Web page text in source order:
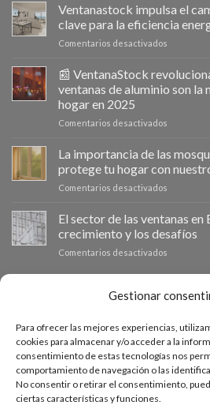
Gestionar
Para ofrecer las mejores experiencias,
cookies para almacenar y/o acceder a la
consentimiento de estas tecnologías nos
comportamiento de navegación o las
No consentir o retirar el consentimiento,
ciertas características y funciones.
Ventanastock impulsa el
clave para la eficiencia
Comentarios desactivados
impulsa
el
cambio
la
en
los
📰 VentanaStock
ventanas de aluminio son la
hogar en 2025
Comentarios desactivados
el
qué
las
la
inversión
para
hogar
en
2025
La importancia de las
protege tu hogar con
Comentarios desactivados
de
las
ventanas:
hogar
con
nuestros
productos.
El sector de las ventanas en
crecimiento y los desafíos
Comentarios desactivados
de
en
España
en
2025:
entre
PRESUPUESTO A MEDIDA
Si necesitas ventanas de otras
presupuesto a medida desde
de presupuesto.